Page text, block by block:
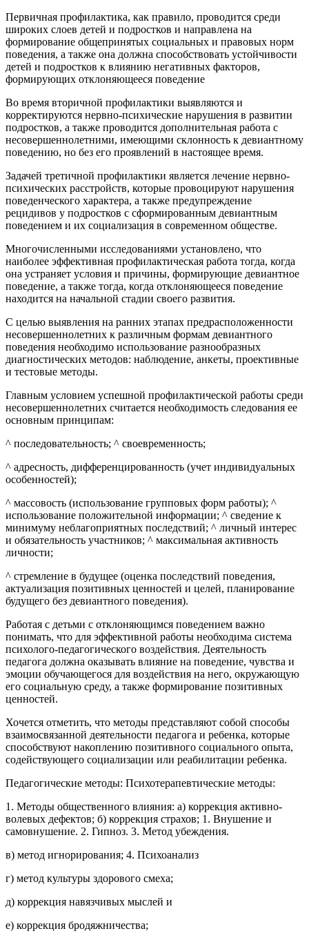
Первичная профилактика, как правило, проводится среди
широких слоев детей и подростков и направлена на
формирование общепринятых социальных и правовых норм
поведения, а также она должна способствовать устойчивости
детей и подростков к влиянию негативных факторов,
формирующих отклоняющееся поведение
Во время вторичной профилактики выявляются и
корректируются нервно-психические нарушения в развитии
подростков, а также проводится дополнительная работа с
несовершеннолетними, имеющими склонность к девиантному
поведению, но без его проявлений в настоящее время.
Задачей третичной профилактики является лечение нервно-
психических расстройств, которые провоцируют нарушения
поведенческого характера, а также предупреждение
рецидивов у подростков с сформированным девиантным
поведением и их социализация в современном обществе.
Многочисленными исследованиями установлено, что
наиболее эффективная профилактическая работа тогда, когда
она устраняет условия и причины, формирующие девиантное
поведение, а также тогда, когда отклоняющееся поведение
находится на начальной стадии своего развития.
С целью выявления на ранних этапах предрасположенности
несовершеннолетних к различным формам девиантного
поведения необходимо использование разнообразных
диагностических методов: наблюдение, анкеты, проективные
и тестовые методы.
Главным условием успешной профилактической работы среди
несовершеннолетних считается необходимость следования ее
основным принципам:
^ последовательность; ^ своевременность;
^ адресность, дифференцированность (учет индивидуальных
особенностей);
^ массовость (использование групповых форм работы); ^
использование положительной информации; ^ сведение к
минимуму неблагоприятных последствий; ^ личный интерес
и обязательность участников; ^ максимальная активность
личности;
^ стремление в будущее (оценка последствий поведения,
актуализация позитивных ценностей и целей, планирование
будущего без девиантного поведения).
Работая с детьми с отклоняющимся поведением важно
понимать, что для эффективной работы необходима система
психолого-педагогического воздействия. Деятельность
педагога должна оказывать влияние на поведение, чувства и
эмоции обучающегося для воздействия на него, окружающую
его социальную среду, а также формирование позитивных
ценностей.
Хочется отметить, что методы представляют собой способы
взаимосвязанной деятельности педагога и ребенка, которые
способствуют накоплению позитивного социального опыта,
содействующего социализации или реабилитации ребенка.
Педагогические методы: Психотерапевтические методы:
1. Методы общественного влияния: а) коррекция активно-
волевых дефектов; б) коррекция страхов; 1. Внушение и
самовнушение. 2. Гипноз. 3. Метод убеждения.
в) метод игнорирования; 4. Психоанализ
г) метод культуры здорового смеха;
д) коррекция навязчивых мыслей и
е) коррекция бродяжничества;